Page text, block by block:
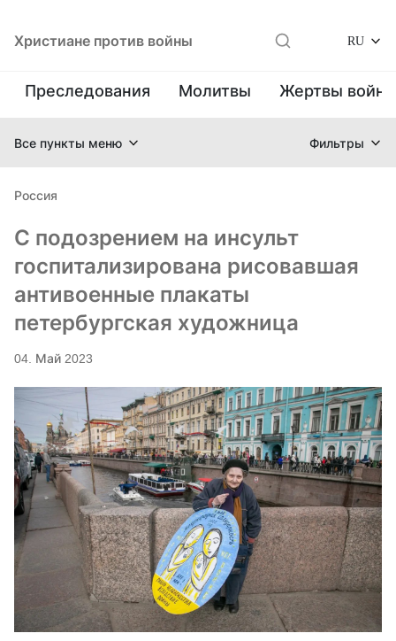
Христиане против войны RU
Преследования Молитвы Жертвы
Все пункты меню Фильтры
Россия
С подозрением на инсульт
госпитализирована рисовавшая
антивоенные плакаты
петербургская художница
04. Май 2023